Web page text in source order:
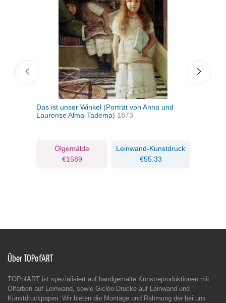
Das ist unser Winkel (Porträt von Anna und
Laurense Alma-Tadema) 1873
Ölgemälde
€1589
Leinwand-Kunstdruck
€55.33
Über TOPofART
TOPofART ist spezialisiert auf handgemalte Kunstreproduktionen mit
Ölfarben auf Leinwand, sowie Giclée-Drucke auf Leinwand und
Kunstdruckpapier. Wir bieten die Montage und Rahmung der bei uns